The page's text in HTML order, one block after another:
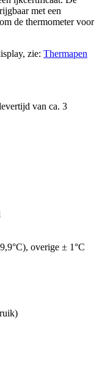
met een
de thermometer voor
zie: Thermapen
van ca. 3
overige ± 1°C